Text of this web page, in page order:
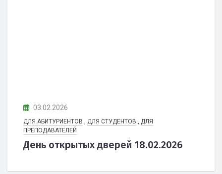
03.02.2026
ДЛЯ АБИТУРИЕНТОВ ДЛЯ СТУДЕНТОВ
ДЛЯ
ПРЕПОДАВАТЕЛЕЙ
День открытых дверей 18.02.2026